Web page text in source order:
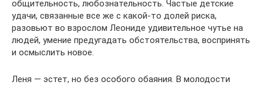
общительность, любознательность. Частые детские
удачи, связанные все же с какой-то долей риска,
разовьют во взрослом Леониде удивительное чутье на
людей, умение предугадать обстоятельства, воспринять
и осмыслить новое.
Леня — эстет, но без особого обаяния. В молодости